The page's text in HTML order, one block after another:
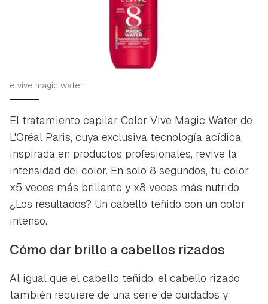
elvive magic water
El tratamiento capilar Color Vive Magic Water de
L'Oréal Paris, cuya exclusiva tecnología acídica,
inspirada en productos profesionales, revive la
intensidad del color. En solo 8 segundos, tu color
x5 veces más brillante y x8 veces más nutrido.
¿Los resultados? Un cabello teñido con un color
intenso.
Cómo dar brillo a cabellos rizados
Al igual que el cabello teñido, el cabello rizado
también requiere de una serie de cuidados y